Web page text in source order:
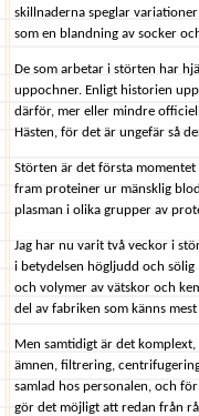
skillnaderna speglar
som en blandning av socker
De som arbetar i störten har
uppochner. Enligt historien
därför, mer eller mindre
Hästen, för det är ungefär så
Störten är det första
fram proteiner ur mänsklig
plasman i olika grupper av
Jag har nu varit två veckor i
i betydelsen högljudd och
och volymer av vätskor och
del av fabriken som känns
Men samtidigt är det
ämnen, filtrering,
samlad hos personalen, och
gör det möjligt att redan från